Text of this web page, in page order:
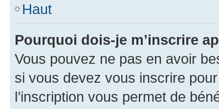
Haut
Pourquoi dois-je m’inscrire
Vous pouvez ne pas en avoir
si vous devez vous inscrire
l’inscription vous permet de